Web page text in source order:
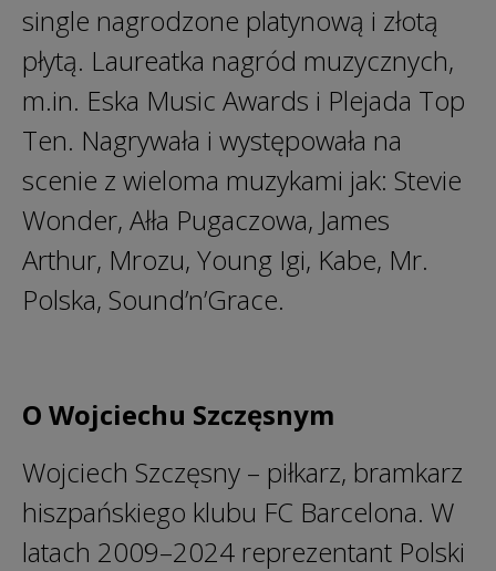
single nagrodzone platynową i złotą
płytą. Laureatka nagród muzycznych,
m.in. Eska Music Awards i Plejada Top
Ten. Nagrywała i występowała na
scenie z wieloma muzykami jak: Stevie
Wonder, Ałła Pugaczowa, James
Arthur, Mrozu, Young Igi, Kabe, Mr.
Polska, Sound’n’Grace.
O Wojciechu Szczęsnym
Wojciech Szczęsny – piłkarz, bramkarz
hiszpańskiego klubu FC Barcelona. W
latach 2009–2024 reprezentant Polski